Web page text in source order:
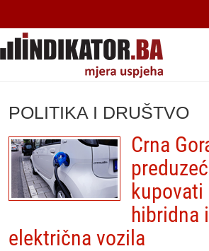
POLITIKA I DRUŠTVO
Crna
kupovati
hibridna
električna vozila